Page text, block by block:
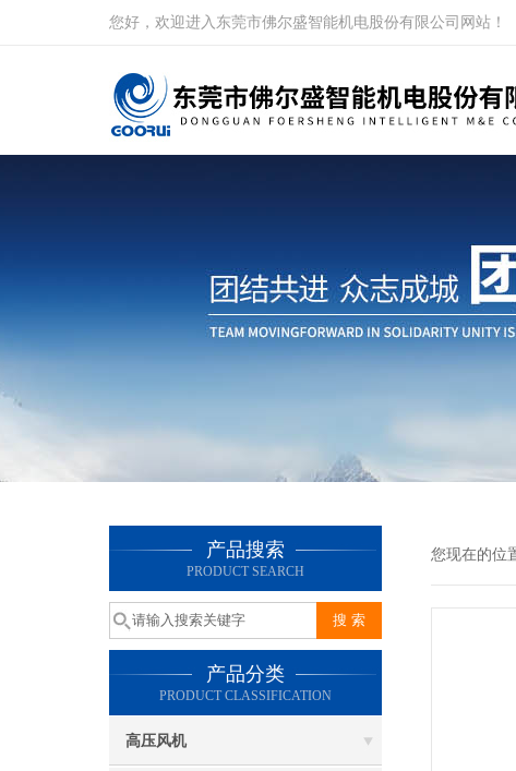
您好，欢迎进入东莞市佛尔盛智能机电股份有限公司网站！
产品搜索
PRODUCT SEARCH
产品分类
PRODUCT CLASSIFICATION
高压风机
您现在的位